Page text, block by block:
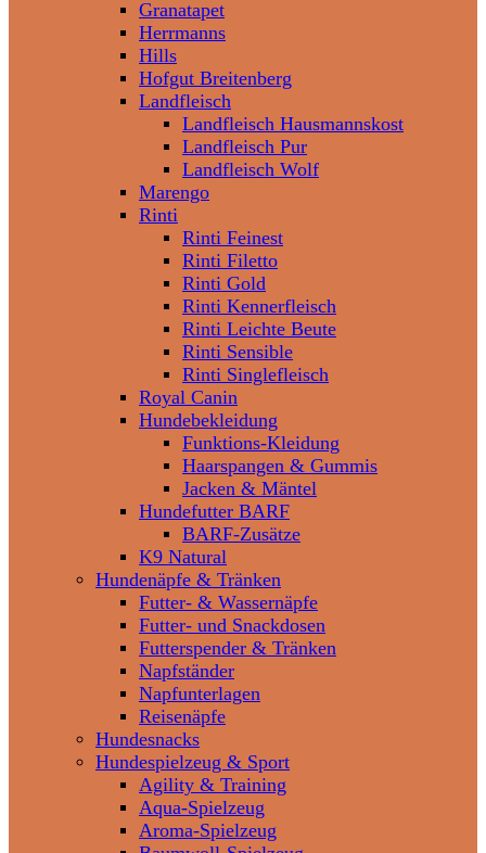
Granatapet
Herrmanns
Hills
Hofgut Breitenberg
Landfleisch
Landfleisch Hausmannskost
Landfleisch Pur
Landfleisch Wolf
Marengo
Rinti
Rinti Feinest
Rinti Filetto
Rinti Gold
Rinti Kennerfleisch
Rinti Leichte Beute
Rinti Sensible
Rinti Singlefleisch
Royal Canin
Hundebekleidung
Funktions-Kleidung
Haarspangen & Gummis
Jacken & Mäntel
Hundefutter BARF
BARF-Zusätze
K9 Natural
Hundenäpfe & Tränken
Futter- & Wassernäpfe
Futter- und Snackdosen
Futterspender & Tränken
Napfständer
Napfunterlagen
Reisenäpfe
Hundesnacks
Hundespielzeug & Sport
Agility & Training
Aqua-Spielzeug
Aroma-Spielzeug